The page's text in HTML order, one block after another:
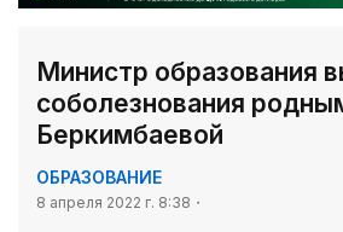
Министр образования
соболезнования
Беркимбаевой
ОБРАЗОВАНИЕ
8 апреля 2022 г. 8:38